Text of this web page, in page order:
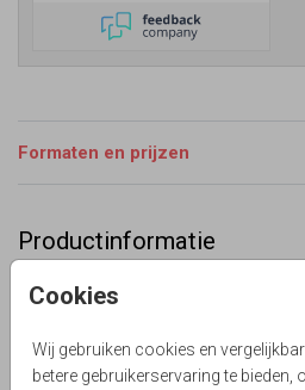
Cookies
Wij gebruiken cookies en
betere gebruikerservaring te bieden,
Formaten en prijzen
Productinformatie
Omschrijving
met silhouet levensboom, stippen,
Zelf aan te passen.